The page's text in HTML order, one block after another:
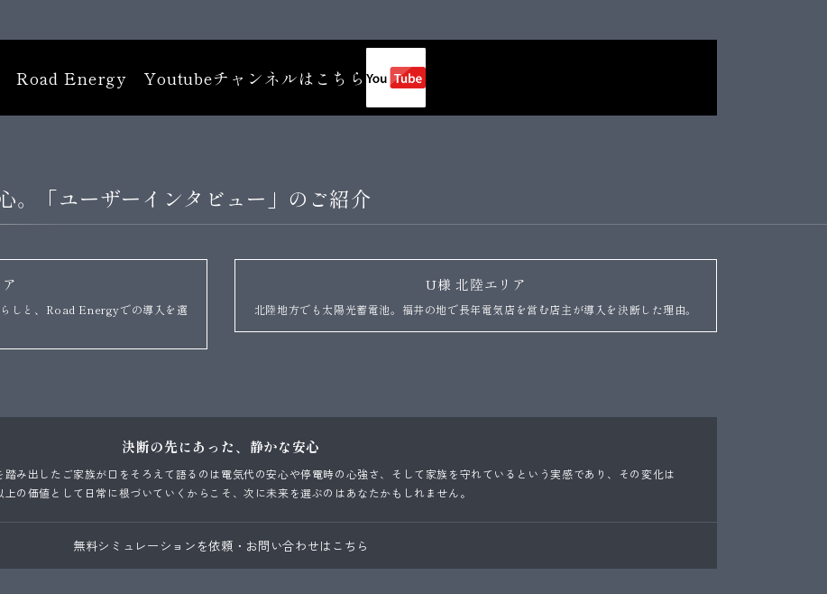
Reason 選ばれる理由
Process
Member メンバー
Road Energy Youtubeチャンネルはこちら
。「ユーザーインタビュー」のご紹介
しと、Road Energyでの導入を選
U様 北陸エリア
北陸地方でも太陽光蓄電池。福井の地で長年電気店を営む店主が導入を決断した理由。
決断の先にあった、 静かな安心
み出したご家族が口をそろえて語るのは電気代の安心や停電時の心強さ、そして家族を守れているという実感であり、その変化は
上の価値として日常に根づいていくからこそ、次に未来を選ぶのはあなたかもしれません。
無料シミュレーションを依頼 ・ お問い合わせはこちら